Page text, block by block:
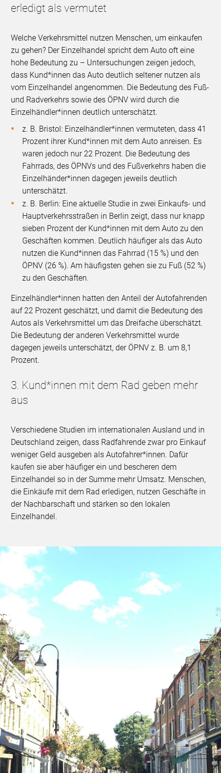
erledigt als vermutet
Welche Verkehrsmittel nutzen Menschen, um einkaufen
zu gehen? Der Einzelhandel spricht dem Auto oft eine
hohe Bedeutung zu – Untersuchungen zeigen jedoch,
dass Kund*innen das Auto deutlich seltener nutzen als
vom Einzelhandel angenommen. Die Bedeutung des Fuß-
und Radverkehrs sowie des ÖPNV wird durch die
Einzelhändler*innen deutlich unterschätzt.
z. B. Bristol: Einzelhändler*innen vermuteten, dass 41
Prozent ihrer Kund*innen mit dem Auto anreisen. Es
waren jedoch nur 22 Prozent. Die Bedeutung des
Fahrrads, des ÖPNVs und des Fußverkehrs haben die
Einzelhänder*innen dagegen jeweils deutlich
unterschätzt.
z. B. Berlin: Eine aktuelle Studie in zwei Einkaufs- und
Hauptverkehrsstraßen in Berlin zeigt, dass nur knapp
sieben Prozent der Kund*innen mit dem Auto zu den
Geschäften kommen. Deutlich häufiger als das Auto
nutzen die Kund*innen das Fahrrad (15 %) und den
ÖPNV (26 %). Am häufigsten gehen sie zu Fuß (52 %)
zu den Geschäften.
Einzelhändler*innen hatten den Anteil der Autofahrenden
auf 22 Prozent geschätzt, und damit die Bedeutung des
Autos als Verkehrsmittel um das Dreifache überschätzt.
Die Bedeutung der anderen Verkehrsmittel wurde
dagegen jeweils unterschätzt, der ÖPNV z. B. um 8,1
Prozent.
3. Kund*innen mit dem Rad geben mehr
aus
Verschiedene Studien im internationalen Ausland und in
Deutschland zeigen, dass Radfahrende zwar pro Einkauf
weniger Geld ausgeben als Autofahrer*innen. Dafür
kaufen sie aber häufiger ein und bescheren dem
Einzelhandel so in der Summe mehr Umsatz. Menschen,
die Einkäufe mit dem Rad erledigen, nutzen Geschäfte in
der Nachbarschaft und stärken so den lokalen
Einzelhandel.